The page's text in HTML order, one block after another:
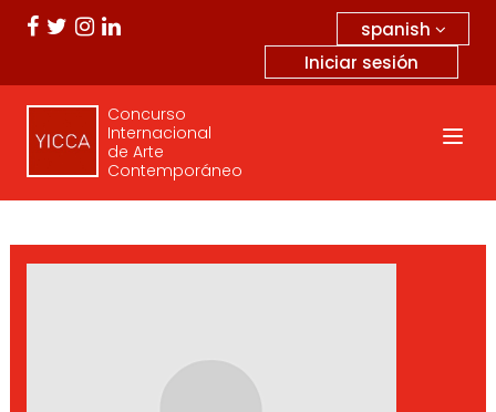
spanish
Iniciar sesión
Concurso
Internacional
de Arte
Contemporáneo